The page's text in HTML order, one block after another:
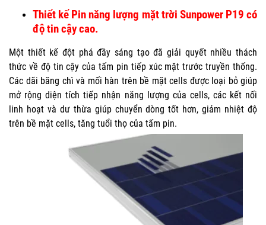
Thiết kế Pin năng lượng mặt trời Sunpower P19 có
độ tin cậy cao.
Một thiết kế đột phá đầy sáng tạo đã giải quyết nhiều thách
thức về độ tin cậy của tấm pin tiếp xúc mặt trước truyền thống.
Các dãi băng chì và mối hàn trên bề mặt cells được loại bỏ giúp
mở rộng diện tích tiếp nhận năng lượng của cells, các kết nối
linh hoạt và dư thừa giúp chuyển dòng tốt hơn, giảm nhiệt độ
trên bề mặt cells, tăng tuổi thọ của tấm pin.